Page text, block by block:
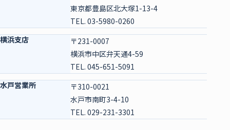
東京都豊島区北大塚1-13-4
TEL. 03-5980-0260
横浜支店
〒231-0007
横浜市中区弁天通4-59
TEL. 045-651-5091
水戸営業所
〒310-0021
水戸市南町3-4-10
TEL. 029-231-3301